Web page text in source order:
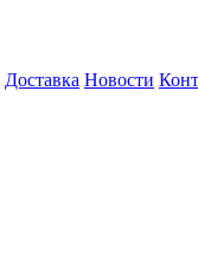
Доставка Новости